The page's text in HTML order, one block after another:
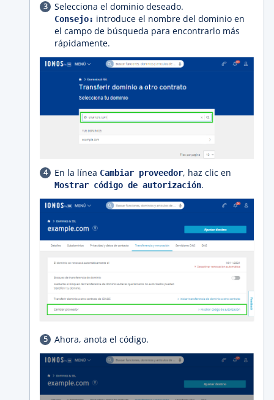
Selecciona el dominio deseado.
Consejo: introduce el nombre del dominio en
el campo de búsqueda para encontrarlo más
rápidamente.
En la línea Cambiar proveedor, haz clic en
Mostrar código de autorización.
Ahora, anota el código.